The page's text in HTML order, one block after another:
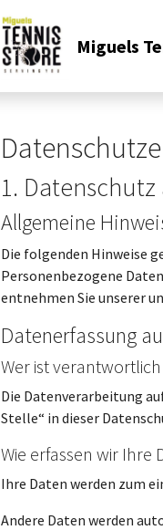
Miguels
1.
Allgemeine
Die folgenden Hinweise
Personenbezogene
entnehmen Sie unserer
Datenerfassung
Wer ist
Die Datenverarbeitung
Stelle“ in dieser
Wie erfassen wir Ihre
Ihre Daten werden zum
Andere Daten werden